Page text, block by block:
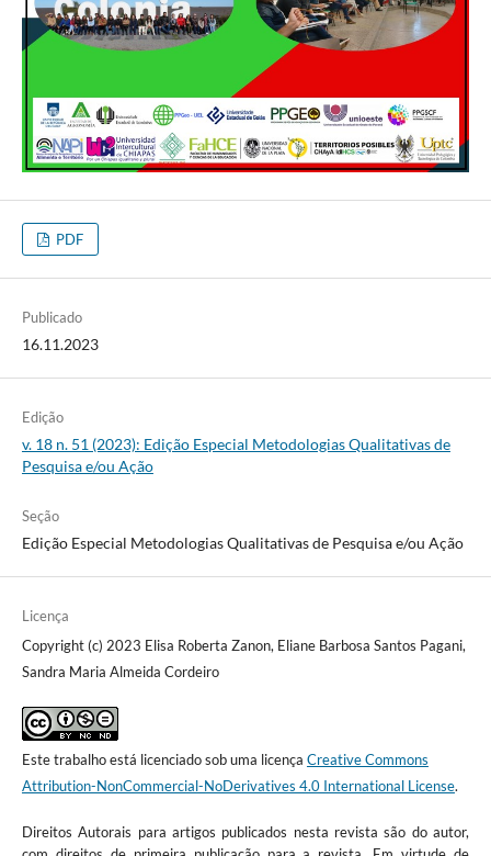
PDF
Publicado
16.11.2023
Edição
v. 18 n. 51 (2023): Edição Especial Metodologias Qualitativas de
Pesquisa e/ou Ação
Seção
Edição Especial Metodologias Qualitativas de Pesquisa e/ou Ação
Licença
Copyright (c) 2023 Elisa Roberta Zanon, Eliane Barbosa Santos Pagani,
Sandra Maria Almeida Cordeiro
Este trabalho está licenciado sob uma licença Creative Commons
Attribution-NonCommercial-NoDerivatives 4.0 International License.
Direitos Autorais para artigos publicados nesta revista são do autor,